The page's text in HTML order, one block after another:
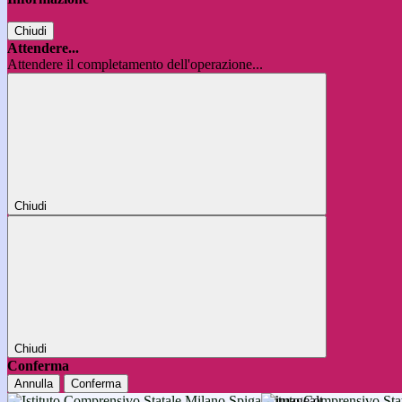
Chiudi
Attendere...
Attendere il completamento dell'operazione...
Chiudi
Chiudi
Conferma
Annulla Conferma